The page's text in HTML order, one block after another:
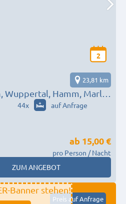
2
Wuppertal, Hamm, Marl,
23,81 km
44x
auf Anfrage
ab 15,00 €
pro Person / Nacht
ZUM ANGEBOT
Banner stehen!
Preis auf Anfrage